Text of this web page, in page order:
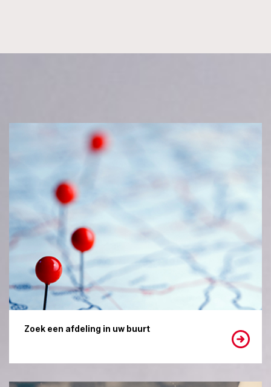
Zoek een afdeling in uw buurt